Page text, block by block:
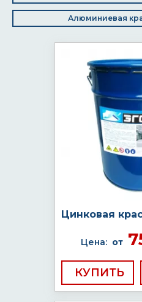
Алюминиевая
Цинковая
Цена: от
КУПИТЬ